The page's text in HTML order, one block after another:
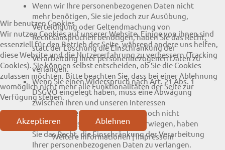
Wenn wir Ihre personenbezogenen Daten nicht
mehr benötigen, Sie sie jedoch zur Ausübung,
Verteidigung oder Geltendmachung von
Rechtsansprüchen benötigen, haben Sie das Recht,
statt der Löschung die Einschränkung der
Verarbeitung Ihrer personenbezogenen Daten zu
verlangen.
Wenn Sie einen Widerspruch nach Art. 21 Abs. 1
DSGVO eingelegt haben, muss eine Abwägung
zwischen Ihren und unseren Interessen
vorgenommen werden. Solange noch nicht
feststeht, wessen Interessen überwiegen, haben
Sie das Recht, die Einschränkung der Verarbeitung
Ihrer personenbezogenen Daten zu verlangen.
Wir benutzen Cookies
Wir nutzen Cookies auf unserer Website. Einige von ihnen sind
essenziell für den Betrieb der Seite, während andere uns helfen,
diese Website und die Nutzererfahrung zu verbessern (Tracking
Cookies). Sie können selbst entscheiden, ob Sie die Cookies
zulassen möchten. Bitte beachten Sie, dass bei einer Ablehnung
womöglich nicht mehr alle Funktionalitäten der Seite zur
Verfügung stehen.
Akzeptieren Ablehnen
Weitere Informationen|Impressum